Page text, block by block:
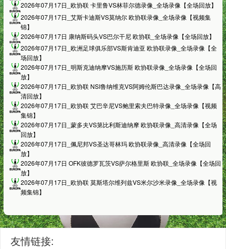
2026年07月17日_欧协联 卡里鲁VS林菲尔德录像_全场录像【全场回放】
2026年07月17日_艾斯卡迪斯VS莫纳尔 欧协联录像_全场录像【视频集
锦】
2026年07月17日 康纳斯码头VS巴尔干尼 欧协联_全场录像【全场回放】
2026年07月17日_欧洲足球俱乐部VS斯肯迪亚 欧协联录像_全场录像【全
场回放】
2026年07月17日_明斯克迪纳摩VS施历斯 欧协联录像_全场录像【全场回
放】
2026年07月17日_欧协联 NSI鲁纳维克VS阿姆伦斯巴达录像_全场录像【高
清回放】
2026年07月17日_欧协联 艾巴辛尼VS鲍里索夫巴特录像_全场录像【视频
集锦】
2026年07月17日_蒙多夫VS第比利斯迪纳摩 欧协联录像_高清录像【全场
回放】
2026年07月17日_佩尼邦VS圣达哥林玛 欧协联录像_高清录像【全场回
放】
2026年07月17日 OFK彼德罗瓦茨VS萨尔格里斯 欧协联_全场录像【全场回
放】
2026年07月17日_欧协联 莫斯塔尔维列兹VS米尔沙米录像_全场录像【视
频集锦】
友情链接: